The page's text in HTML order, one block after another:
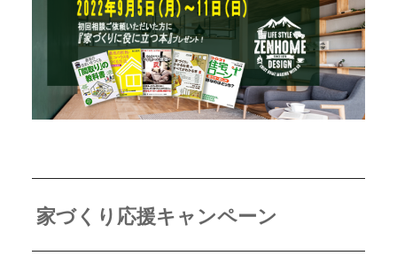
家づくり応援キャンペーン